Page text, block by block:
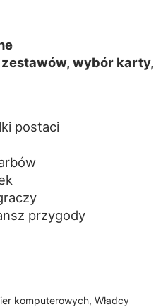
wybór karty,
postaci
przygody
komputerowych, Władcy